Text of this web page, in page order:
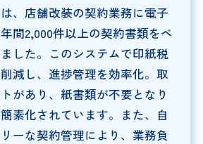
、店舗改装の契約業務に電子
間2,000件以上の契約書類をペ
した。このシステムで印紙税
減し、進捗管理を効率化。取
があり、紙書類が不要となり
素化されています。また、自
ーな契約管理により、業務負